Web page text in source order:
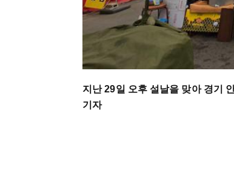
지난 29일 오후 설날을 맞아 경기
기자